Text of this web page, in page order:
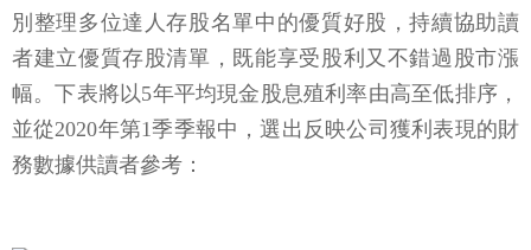
別整理多位達人存股名單中的優質好股，持續協助讀
者建立優質存股清單，既能享受股利又不錯過股市漲
幅。下表將以5年平均現金股息殖利率由高至低排序，
並從2020年第1季季報中，選出反映公司獲利表現的財
務數據供讀者參考：